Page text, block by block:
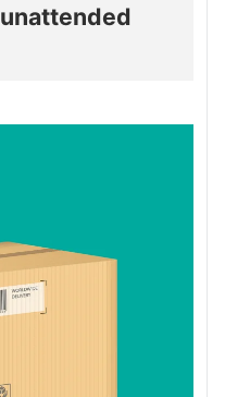
unattended